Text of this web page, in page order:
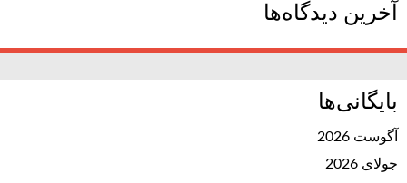
آخرین دیدگاه‌ها
بایگانی‌ها
آگوست 2026
جولای 2026